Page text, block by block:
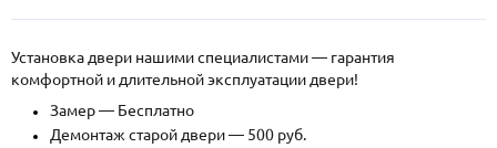
Установка двери нашими специалистами — гарантия
комфортной и длительной эксплуатации двери!
Замер — Бесплатно
Демонтаж старой двери — 500 руб.